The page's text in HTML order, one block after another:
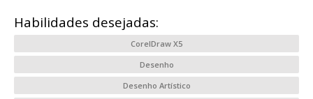
Habilidades desejadas:
CorelDraw X5
Desenho
Desenho Artístico